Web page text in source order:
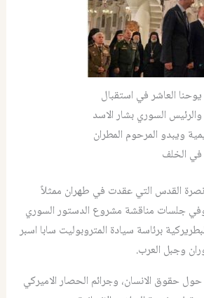
يوحنا العاشر في استقبال
السوري بشار الاسد
ويبدو المرحوم المطران
في الخلف
القدس التي عقدت في طهران ممثلاً
وفي جلسات مناقشة مشروع الدستور السوري
برئاسة سيادة المتروبوليت سابا اسبر
وجبل العرب.
حقوق الانسان، وجرائم الحصار الاميركي